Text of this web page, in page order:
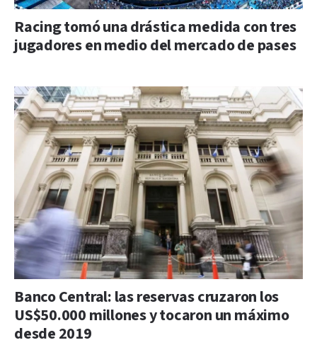
Racing tomó una drástica medida con tres
jugadores en medio del mercado de pases
Banco Central: las reservas cruzaron los
US$50.000 millones y tocaron un máximo
desde 2019